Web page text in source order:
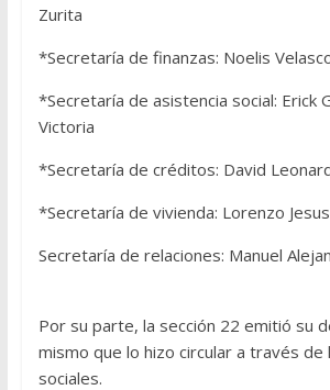
Zurita
*Secretaría de finanzas: Noelis
*Secretaría de asistencia social: Erick
Victoria
*Secretaría de créditos: David
*Secretaría de vivienda: Lorenzo
Secretaría de relaciones: Manuel
Por su parte, la sección 22 emitió su
mismo que lo hizo circular a través de
sociales.